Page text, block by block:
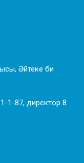
Әйтеке би
1-87, директор 8